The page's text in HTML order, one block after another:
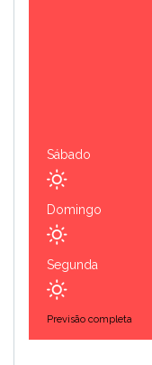
Sábado
Domingo
Segunda
Previsão completa